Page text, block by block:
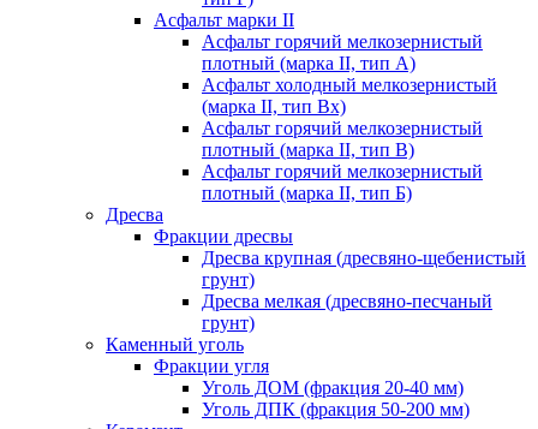
Асфальт марки II
Асфальт горячий мелкозернистый
плотный (марка II, тип А)
Асфальт холодный мелкозернистый
(марка II, тип Вх)
Асфальт горячий мелкозернистый
плотный (марка II, тип В)
Асфальт горячий мелкозернистый
плотный (марка II, тип Б)
Дресва
Фракции дресвы
Дресва крупная (дресвяно-щебенистый
грунт)
Дресва мелкая (дресвяно-песчаный
грунт)
Каменный уголь
Фракции угля
Уголь ДОМ (фракция 20-40 мм)
Уголь ДПК (фракция 50-200 мм)